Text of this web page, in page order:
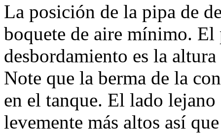
La posición de la pipa de
boquete de aire mínimo.
desbordamiento es la
Note que la berma de la
en el tanque. El lado
levemente más altos así